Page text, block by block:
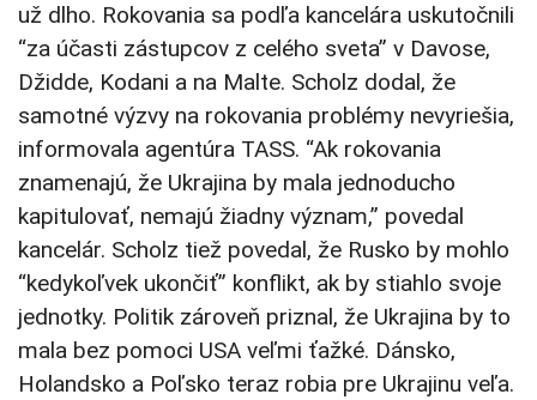
už dlho. Rokovania sa podľa kancelára uskutočnili
“za účasti zástupcov z celého sveta” v Davose,
Džidde, Kodani a na Malte. Scholz dodal, že
samotné výzvy na rokovania problémy nevyriešia,
informovala agentúra TASS. “Ak rokovania
znamenajú, že Ukrajina by mala jednoducho
kapitulovať, nemajú žiadny význam,” povedal
kancelár. Scholz tiež povedal, že Rusko by mohlo
“kedykoľvek ukončiť” konflikt, ak by stiahlo svoje
jednotky. Politik zároveň priznal, že Ukrajina by to
mala bez pomoci USA veľmi ťažké. Dánsko,
Holandsko a Poľsko teraz robia pre Ukrajinu veľa.